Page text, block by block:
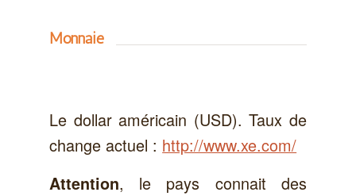
Monnaie
Le dollar américain (USD). Taux de
change actuel : http://www.xe.com/
Attention, le pays connait des